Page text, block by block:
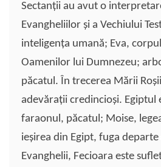
Sectanţii au avut o
Evangheliilor şi a Vechiului
inteligenţa umană; Eva,
Oamenilor lui Dumnezeu;
păcatul. În trecerea Mării
adevăraţii credincioşi. Egiptul
faraonul, păcatul; Moise,
ieşirea din Egipt, fuga
Evanghelii, Fecioara este